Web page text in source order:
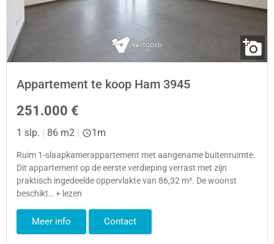
Appartement te koop Ham 3945
251.000 €
1 slp. | 86 m2 | 1m
Ruim 1-slaapkamerappartement met aangename buitenruimte.
Dit appartement op de eerste verdieping verrast met zijn
praktisch ingedeelde oppervlakte van 86,32 m². De woonst
beschikt… + lezen
Meer info Contact